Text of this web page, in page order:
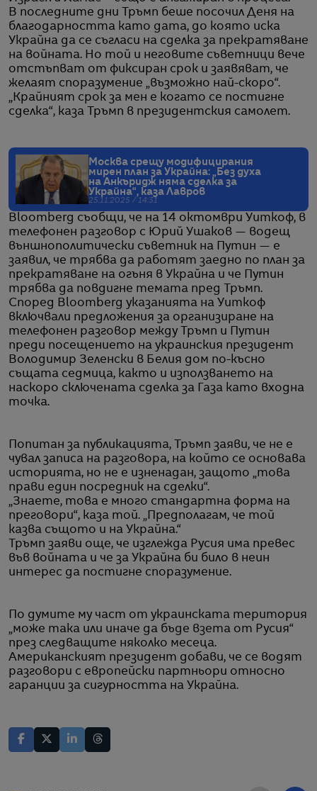
В последните дни Тръмп беше посочил Деня на
благодарността като дата, до която иска
Украйна да се съгласи на сделка за прекратяване
на войната. Но той и неговите съветници вече
отстъпват от фиксиран срок и заявяват, че
желаят споразумение „възможно най-скоро“.
„Крайният срок за мен е когато се постигне
сделка“, каза Тръмп в президентския самолет.
Москва срещу модифицирания
мирен план за Украйна: „Без духа
на Анкъридж няма сделка за
Украйна“, каза Лавров
25.11.2025 / 14:31
Bloomberg съобщи, че на 14 октомври Уиткоф, в
телефонен разговор с Юрий Ушаков — водещ
външнополитически съветник на Путин — е
заявил, че трябва да работят заедно по план за
прекратяване на огъня в Украйна и че Путин
трябва да повдигне темата пред Тръмп.
Според Bloomberg указанията на Уиткоф
включвали предложения за организиране на
телефонен разговор между Тръмп и Путин
преди посещението на украинския президент
Володимир Зеленски в Белия дом по-късно
същата седмица, както и използването на
наскоро сключената сделка за Газа като входна
точка.
Попитан за публикацията, Тръмп заяви, че не е
чувал записа на разговора, на който се основава
историята, но не е изненадан, защото „това
прави един посредник на сделки“.
„Знаете, това е много стандартна форма на
преговори“, каза той. „Предполагам, че той
казва същото и на Украйна.“
Тръмп заяви още, че изглежда Русия има превес
във войната и че за Украйна би било в неин
интерес да постигне споразумение.
По думите му част от украинската територия
„може така или иначе да бъде взета от Русия“
през следващите няколко месеца.
Американският президент добави, че се водят
разговори с европейски партньори относно
гаранции за сигурността на Украйна.